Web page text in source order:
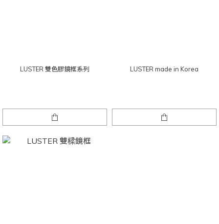
LUSTER 雙色膠鏡框系列 LUSTER made in Korea